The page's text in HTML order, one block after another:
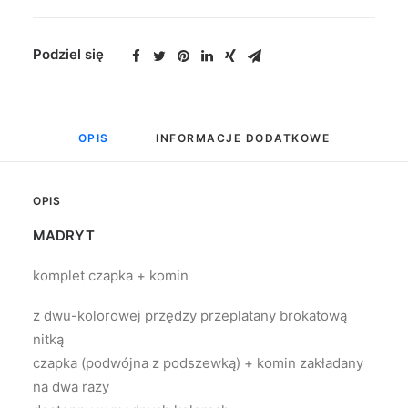
Podziel się
OPIS INFORMACJE DODATKOWE
OPIS
MADRYT
komplet czapka + komin
z dwu-kolorowej przędzy przeplatany brokatową
nitką
czapka (podwójna z podszewką) + komin zakładany
na dwa razy